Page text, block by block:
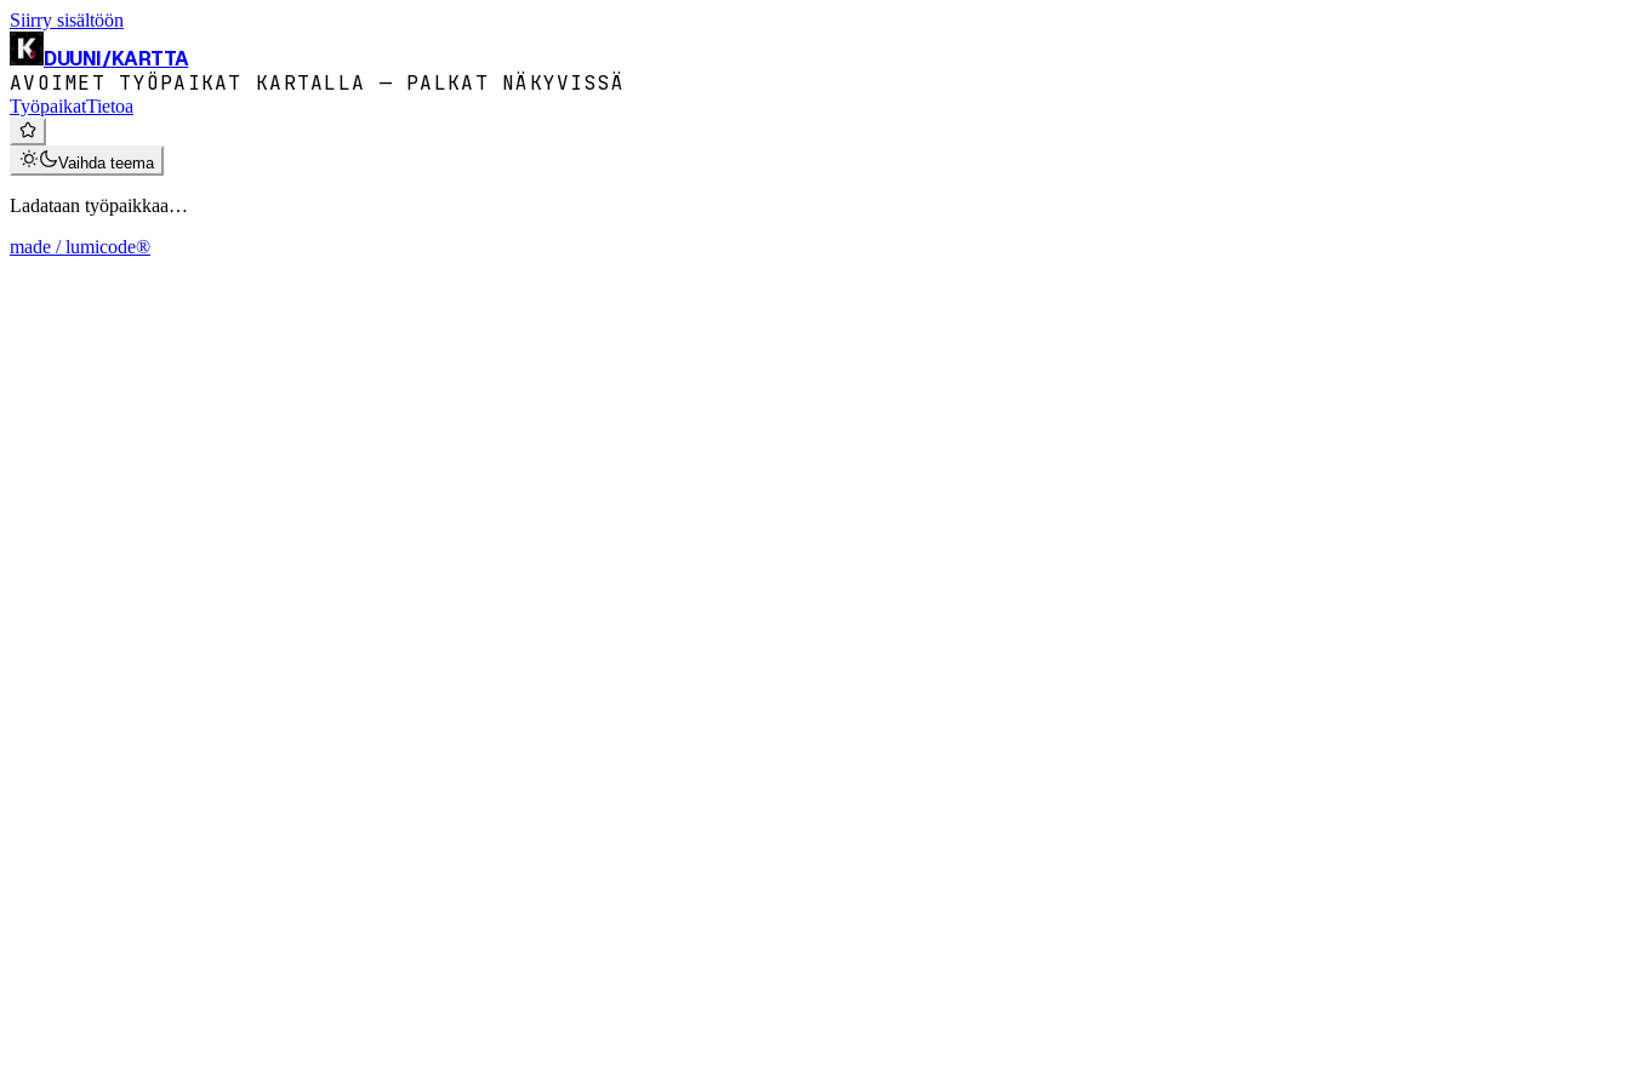
Siirry sisältöön
DUUNI/KARTTA
AVOIMET TYÖPAIKAT KARTALLA — PALKAT NÄKYVISSÄ
TyöpaikatTietoa
Vaihda teema
Ladataan työpaikkaa…
made / lumicode®